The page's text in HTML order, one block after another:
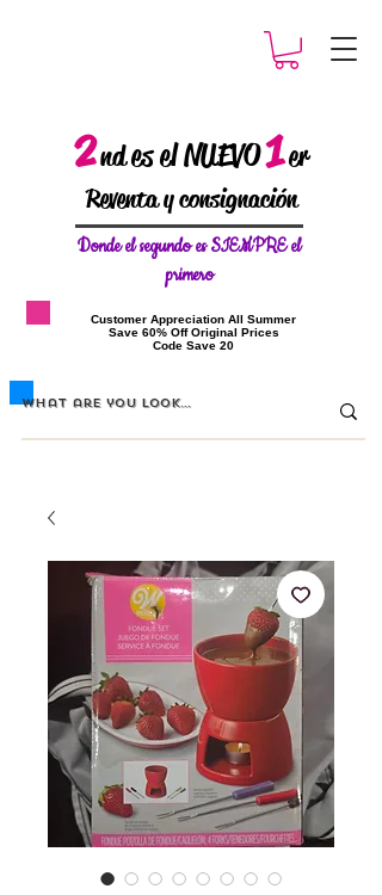
2ndes el NUEVO1er
Reventa y consignación
Donde elsegundo es SIEMPRE el
primero
​Customer Appreciation All Summer
​Save 60% Off Original Prices
​Code Save 20